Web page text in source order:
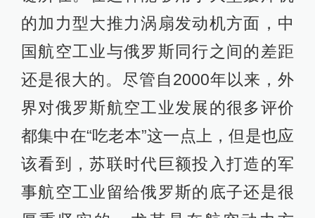
的加力型大推力涡扇发动机方面，中
国航空工业与俄罗斯同行之间的差距
还是很大的。尽管自2000年以来，外
界对俄罗斯航空工业发展的很多评价
都集中在“吃老本”这一点上，但是也应
该看到，苏联时代巨额投入打造的军
事航空工业留给俄罗斯的底子还是很